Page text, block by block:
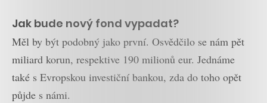
Jak bude nový fond vypadat?
Měl by být podobný jako první. Osvědčilo se nám pět
miliard korun, respektive 190 milionů eur. Jednáme
také s Evropskou investiční bankou, zda do toho opět
půjde s námi.